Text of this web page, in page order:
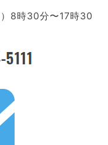
8時30分〜17時30